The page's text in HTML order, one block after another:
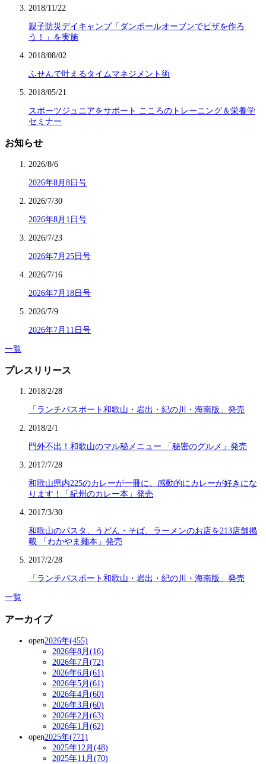
2018/11/22
親子防災デイキャンプ「ダンボールオーブンでピザを作ろ
う！」を実施
2018/08/02
ふせんで叶えるタイムマネジメント術
2018/05/21
スポーツジュニアをサポート こころのトレーニング＆栄養学
セミナー
お知らせ
2026/8/6
2026年8月8日号
2026/7/30
2026年8月1日号
2026/7/23
2026年7月25日号
2026/7/16
2026年7月18日号
2026/7/9
2026年7月11日号
一覧
プレスリリース
2018/2/28
「ランチパスポート和歌山・岩出・紀の川・海南版」発売
2018/2/1
門外不出！和歌山のマル秘メニュー 「秘密のグルメ」発売
2017/7/28
和歌山県内225のカレーが一冊に。感動的にカレーが好きにな
ります！「紀州のカレー本」発売
2017/3/30
和歌山のパスタ、うどん・そば、ラーメンのお店を213店舗掲
載 「わかやま麺本」発売
2017/2/28
「ランチパスポート和歌山・岩出・紀の川・海南版」発売
一覧
アーカイブ
open2026年(455)
2026年8月(16)
2026年7月(72)
2026年6月(61)
2026年5月(61)
2026年4月(60)
2026年3月(60)
2026年2月(63)
2026年1月(62)
open2025年(771)
2025年12月(48)
2025年11月(70)